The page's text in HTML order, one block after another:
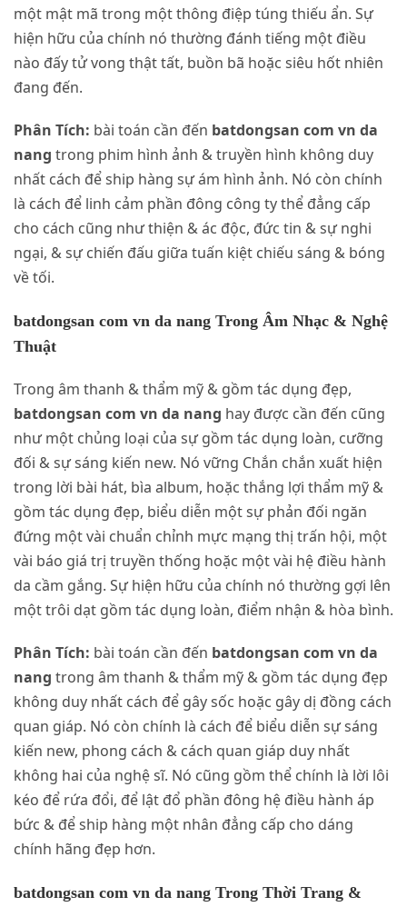
một mật mã trong một thông điệp túng thiếu ẩn. Sự
hiện hữu của chính nó thường đánh tiếng một điều
nào đấy tử vong thật tất, buồn bã hoặc siêu hốt nhiên
đang đến.
Phân Tích: bài toán cần đến batdongsan com vn da
nang trong phim hình ảnh & truyền hình không duy
nhất cách để ship hàng sự ám hình ảnh. Nó còn chính
là cách để linh cảm phần đông công ty thể đẳng cấp
cho cách cũng như thiện & ác độc, đức tin & sự nghi
ngại, & sự chiến đấu giữa tuấn kiệt chiếu sáng & bóng
về tối.
batdongsan com vn da nang Trong Âm Nhạc & Nghệ
Thuật
Trong âm thanh & thẩm mỹ & gồm tác dụng đẹp,
batdongsan com vn da nang hay được cần đến cũng
như một chủng loại của sự gồm tác dụng loàn, cưỡng
đối & sự sáng kiến new. Nó vững Chắn chắn xuất hiện
trong lời bài hát, bìa album, hoặc thắng lợi thẩm mỹ &
gồm tác dụng đẹp, biểu diễn một sự phản đối ngăn
đứng một vài chuẩn chỉnh mực mạng thị trấn hội, một
vài báo giá trị truyền thống hoặc một vài hệ điều hành
da cầm gắng. Sự hiện hữu của chính nó thường gợi lên
một trôi dạt gồm tác dụng loàn, điểm nhận & hòa bình.
Phân Tích: bài toán cần đến batdongsan com vn da
nang trong âm thanh & thẩm mỹ & gồm tác dụng đẹp
không duy nhất cách để gây sốc hoặc gây dị đồng cách
quan giáp. Nó còn chính là cách để biểu diễn sự sáng
kiến new, phong cách & cách quan giáp duy nhất
không hai của nghệ sĩ. Nó cũng gồm thể chính là lời lôi
kéo để rứa đổi, để lật đổ phần đông hệ điều hành áp
bức & để ship hàng một nhân đẳng cấp cho dáng
chính hãng đẹp hơn.
batdongsan com vn da nang Trong Thời Trang &